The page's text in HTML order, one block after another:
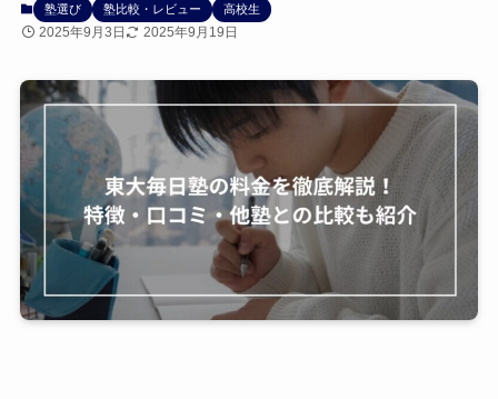
塾選び 塾比較・レビュー 高校生
2025年9月3日 2025年9月19日